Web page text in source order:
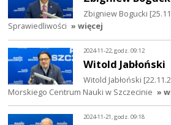
Zbigniew Bogucki
Sprawiedliwości » więcej
2024-11-22, godz. 09:12
Witold Jabłoński
Witold Jabłoński
Morskiego Centrum Nauki w Szczecinie »
2024-11-21, godz. 09:18